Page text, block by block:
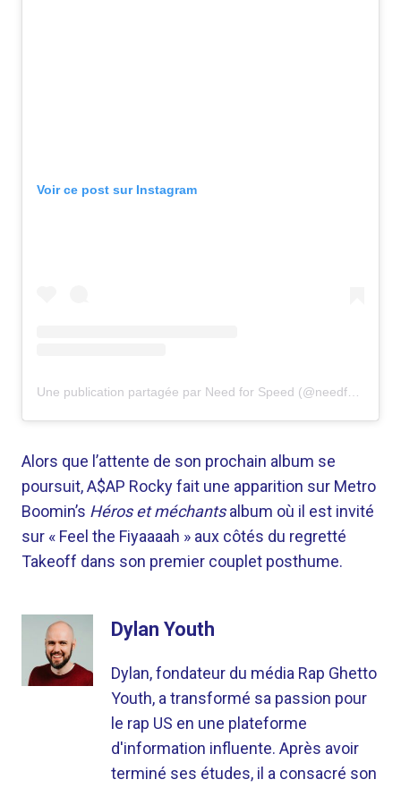
Voir ce post sur Instagram
Alors que l’attente de son prochain album se
poursuit, A$AP Rocky fait une apparition sur Metro
Boomin’s Héros et méchantsalbum où il est invité
sur « Feel the Fiyaaaah » aux côtés du regretté
Takeoff dans son premier couplet posthume.
Dylan Youth
Dylan, fondateur du média Rap Ghetto
Youth, a transformé sa passion pour
le rap US en une plateforme
d'information influente. Après avoir
terminé ses études, il a consacré son